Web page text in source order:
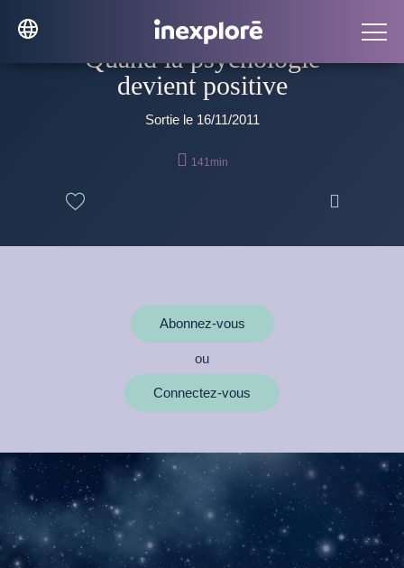
Quand la psychologie
devient positive
Sortie le 16/11/2011
 141min

Abonnez-vous
ou
Connectez-vous